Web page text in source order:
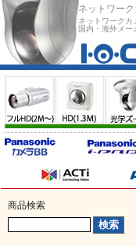
ネットワー
ネットワークカ
国内・海外メ
商品検索